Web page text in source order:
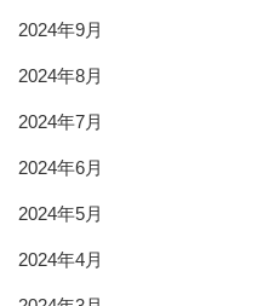
2024年9月
2024年8月
2024年7月
2024年6月
2024年5月
2024年4月